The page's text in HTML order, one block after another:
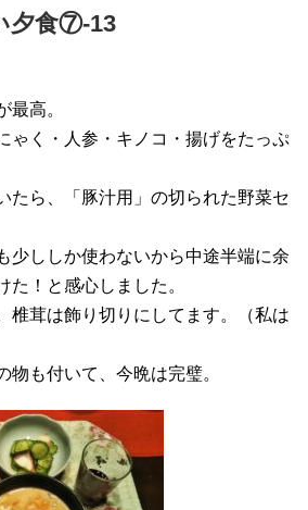
夕食⑦-13
最高。
ゃく・人参・キノコ・揚げをたっぷ
たら、「豚汁用」の切られた野菜セ
少ししか使わないから中途半端に余
た！と感心しました。
椎茸は飾り切りにしてます。（私は
物も付いて、今晩は完璧。